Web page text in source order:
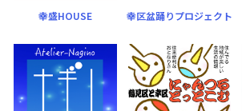
幸盛HOUSE 幸区盆踊りプロジェクト